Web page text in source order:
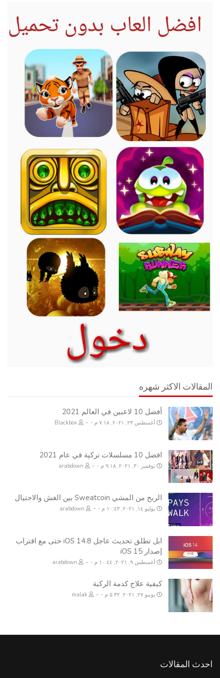
المقالات الاكثر شهره
أفضل 10 لاعبين في العالم 2021
أغسطس ٢٣, ٢٠٢١, ٧:١٨ م -
افضل 10 مسلسلات تركية في عام 2021
نوفمبر ٣٠, ٢٠٢١, ٩:١٨ م -
الربح من المشي Sweatcoin بين الغش والاحتيال
يوليو ١٤, ٢٠٢١, ١٠:٤٣ م -
ابل تطلق تحديث عاجل iOS 14.8 حتى مع اقتراب
إصدار iOS 15
أغسطس ٩, ٢٠٢١, ١٠:٤٤ م -
كيفية علاج كدمة الركبة
يونيو ٢٧, ٢٠٢١, ٥:٣٢ م -
احدث المقالات